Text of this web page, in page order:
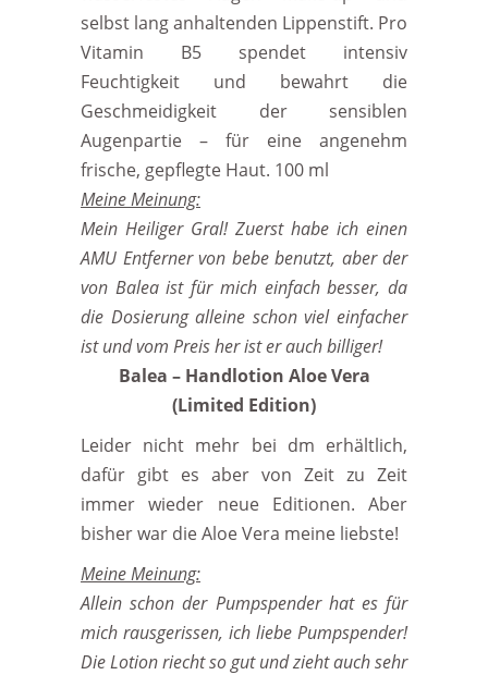
selbst lang anhaltenden Lippenstift. Pro
Vitamin B5 spendet intensiv
Feuchtigkeit und bewahrt die
Geschmeidigkeit der sensiblen
Augenpartie – für eine angenehm
frische, gepflegte Haut. 100 ml
Meine Meinung:
Mein Heiliger Gral! Zuerst habe ich einen
AMU Entferner von bebe benutzt, aber der
von Balea ist für mich einfach besser, da
die Dosierung alleine schon viel einfacher
ist und vom Preis her ist er auch billiger!
Balea – Handlotion Aloe Vera
(Limited Edition)
Leider nicht mehr bei dm erhältlich,
dafür gibt es aber von Zeit zu Zeit
immer wieder neue Editionen. Aber
bisher war die Aloe Vera meine liebste!
Meine Meinung:
Allein schon der Pumpspender hat es für
mich rausgerissen, ich liebe Pumpspender!
Die Lotion riecht so gut und zieht auch sehr